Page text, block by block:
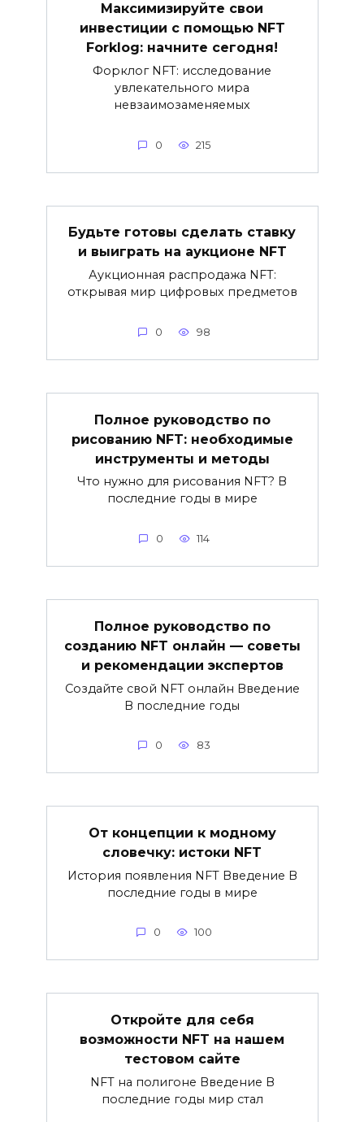
Максимизируйте свои
инвестиции с помощью NFT
Forklog: начните сегодня!
Форклог NFT: исследование
увлекательного мира
невзаимозаменяемых
0 215
Будьте готовы сделать ставку
и выиграть на аукционе NFT
Аукционная распродажа NFT:
открывая мир цифровых предметов
0 98
Полное руководство по
рисованию NFT: необходимые
инструменты и методы
Что нужно для рисования NFT? В
последние годы в мире
0 114
Полное руководство по
созданию NFT онлайн — советы
и рекомендации экспертов
Создайте свой NFT онлайн Введение
В последние годы
0 83
От концепции к модному
словечку: истоки NFT
История появления NFT Введение В
последние годы в мире
0 100
Откройте для себя
возможности NFT на нашем
тестовом сайте
NFT на полигоне Введение В
последние годы мир стал